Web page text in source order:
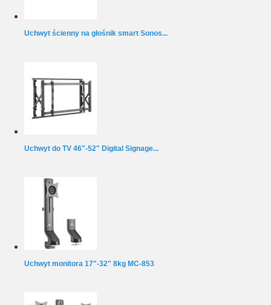
Uchwyt ścienny na głośnik smart Sonos...
Uchwyt do TV 46"-52" Digital Signage...
Uchwyt monitora 17"-32" 8kg MC-853